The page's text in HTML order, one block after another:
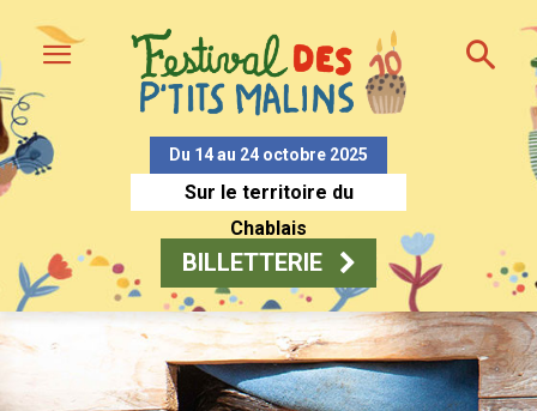
Du 14 au 24 octobre 2025
Sur le territoire du
Chablais
BILLETTERIE